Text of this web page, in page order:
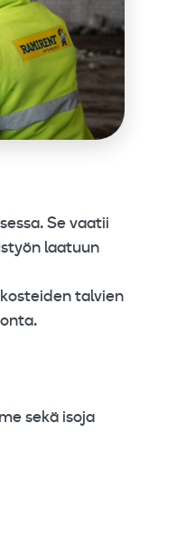
Se vaatii
laatuun
talvien
sekä isoja